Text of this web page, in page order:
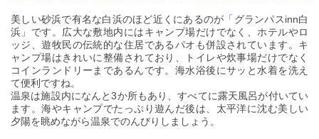
美しい砂浜で有名な白浜のほど近くにあるのが「グランパスinn白
浜」です。広大な敷地内にはキャンプ場だけでなく、ホテルやロ
ッジ、遊牧民の伝統的な住居であるパオも併設されています。キ
ャンプ場はきれいに整備されており、トイレや炊事場だけでなく
コインランドリーまであるんです。海水浴後にサッと水着を洗え
て便利ですね。
温泉は施設内になんと3か所もあり、すべてに露天風呂が付いてい
ます。海やキャンプでたっぷり遊んだ後は、太平洋に沈む美しい
夕陽を眺めながら温泉でのんびりしましょう。